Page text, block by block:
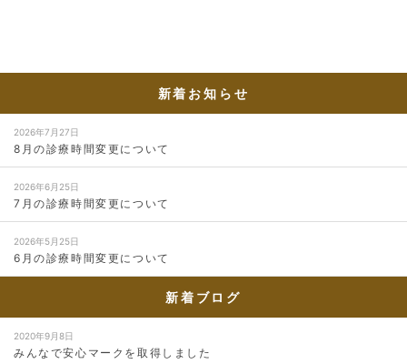
新着お知らせ
2026年7月27日
8月の診療時間変更について
2026年6月25日
7月の診療時間変更について
2026年5月25日
6月の診療時間変更について
新着ブログ
2020年9月8日
みんなで安心マークを取得しました